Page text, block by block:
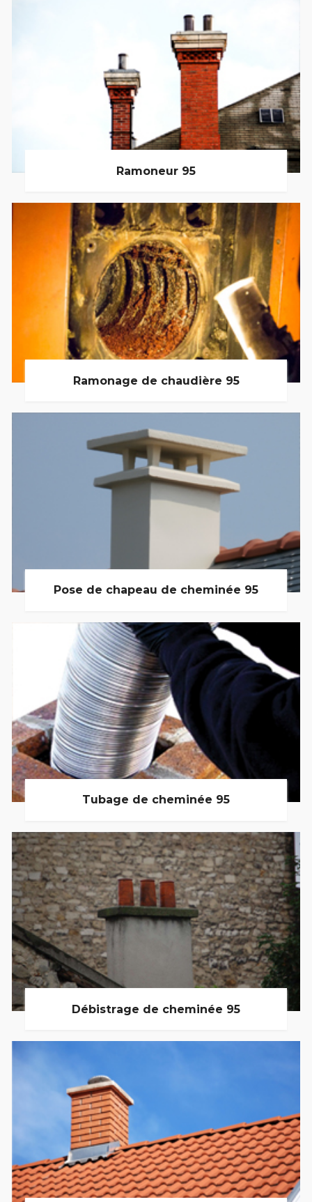
Ramoneur 95
Ramonage de chaudière 95
Pose de chapeau de cheminée 95
Tubage de cheminée 95
Débistrage de cheminée 95